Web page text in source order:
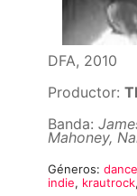
DFA, 2010
Productor:
Banda:
Mahoney,
Géneros: dance
indie, krautrock,